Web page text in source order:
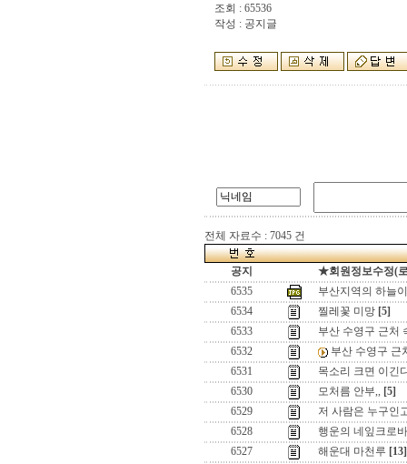
조회 : 65536
작성 : 공지글
전체 자료수 : 7045 건
공지
★회원정보수정(
6535
부산지역의 하늘
6534
찔레꽃 미망 [5]
6533
부산 수영구 근처
6532
부산 수영구 근
6531
목소리 크면 이긴
6530
모처름 안부,, [5]
6529
저 사람은 누구인
6528
행운의 네잎크로
6527
해운대 마천루 [13]